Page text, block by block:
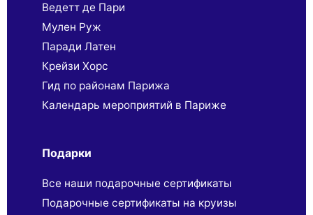
Ведетт де Пари
Мулен Руж
Паради Латен
Крейзи Хорс
Гид по районам Парижа
Календарь мероприятий в Париже
Подарки
Все наши подарочные сертификаты
Подарочные сертификаты на круизы